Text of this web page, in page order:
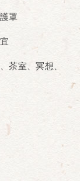
罩
茶室、冥想、